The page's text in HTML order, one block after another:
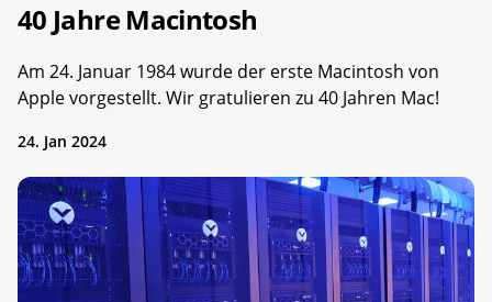
40 Jahre Macintosh
Am 24. Januar 1984 wurde der erste Macintosh von
Apple vorgestellt. Wir gratulieren zu 40 Jahren Mac!
24. Jan 2024